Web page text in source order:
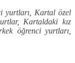
yurtları, Kartal özel
Kartaldakikız
öğrenci yurtları,